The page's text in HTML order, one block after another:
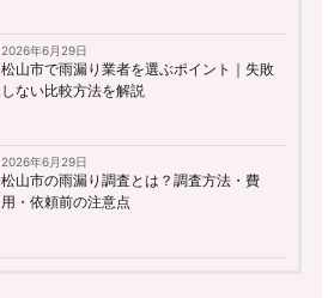
2026年6月29日
松山市で雨漏り業者を選ぶポイント｜失敗
しない比較方法を解説
2026年6月29日
松山市の雨漏り調査とは？調査方法・費
用・依頼前の注意点